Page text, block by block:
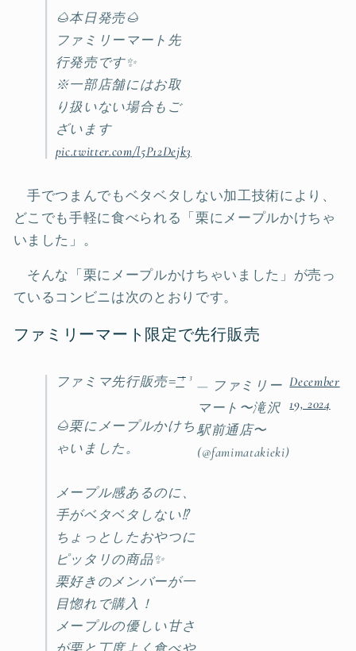
🌰本日発売🌰
ファミリーマート先
行発売です✨
※一部店舗にはお取
り扱いない場合もご
ざいます
pic.twitter.com/l5P12Dejk3
手でつまんでもベタベタしない加工技術により、
どこでも手軽に食べられる「栗にメープルかけちゃ
いました」。
そんな「栗にメープルかけちゃいました」が売っ
ているコンビニは次のとおりです。
ファミリーマート限定で先行販売
ファミマ先行販売=͟͟͞͞ ³ ³
🌰栗にメープルかけち
ゃいました。
メープル感あるのに、
手がベタベタしない⁉️
ちょっとしたおやつに
ピッタリの商品✨
栗好きのメンバーが一
目惚れで購入！
メープルの優しい甘さ
— ファミリー
マート〜滝沢
駅前通店〜
(@famimatakieki)
December
19, 2024